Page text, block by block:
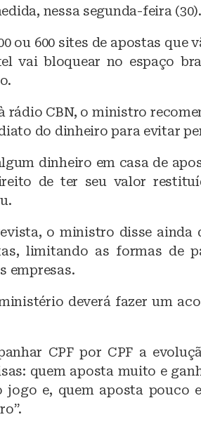
nessa segunda-feira (30).
ou 600 sites de apostas
vai bloquear no espaço
rádio CBN, o ministro
do dinheiro para evitar
dinheiro em casa de
de ter seu valor
o ministro disse ainda
limitando as formas de
empresas.
deverá fazer um
CPF por CPF a
quem aposta muito e
jogo e, quem aposta pouco